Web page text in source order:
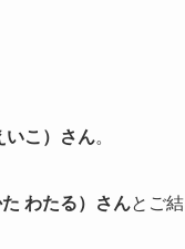
いこ）さん。
わたる）さんとご結